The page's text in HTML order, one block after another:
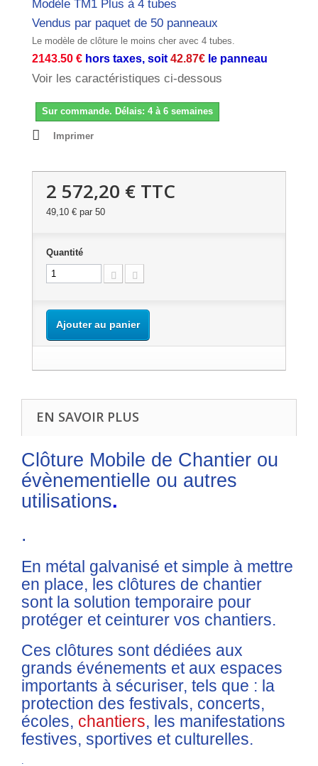
Modèle TM1 Plus à 4 tubes
Vendus par paquet de 50 panneaux
Le modèle de clôture le moins cher avec 4 tubes.
2143.50 € hors taxes, soit 42.87€ le panneau
Voir les caractéristiques ci-dessous
Sur commande. Délais: 4 à 6 semaines
Imprimer
2 572,20 € TTC
49,10 € par 50
Quantité
Ajouter au panier
EN SAVOIR PLUS
Clôture Mobile de Chantier ou
évènementielle ou autres
utilisations.
.
En métal galvanisé et simple à mettre
en place, les clôtures de chantier
sont la solution temporaire pour
protéger et ceinturer vos chantiers.
Ces clôtures sont dédiées aux
grands événements et aux espaces
importants à sécuriser, tels que : la
protection des festivals, concerts,
écoles, chantiers, les manifestations
festives, sportives et culturelles.
.